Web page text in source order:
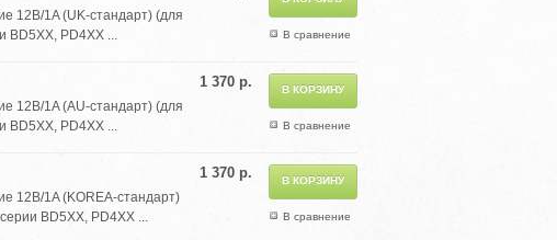
В сравнение
12В/1A (UK-стандарт) (для
BD5XX, PD4XX ...
В сравнение
1 370 р.
12В/1A (AU-стандарт) (для
BD5XX, PD4XX ...
В сравнение
1 370 р.
12В/1A (KOREA-стандарт)
BD5XX, PD4XX ...